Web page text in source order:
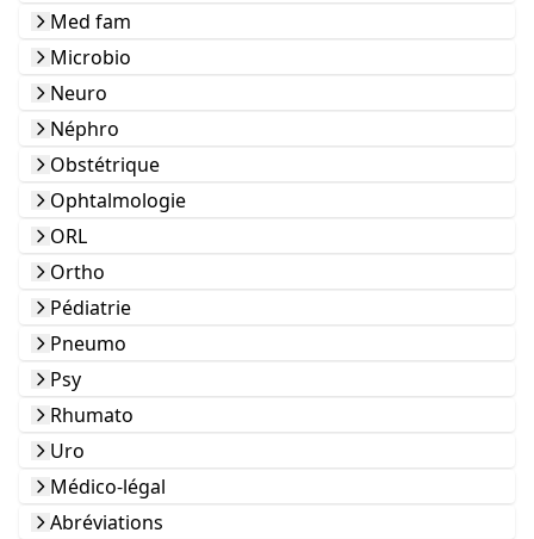
Med fam
Microbio
Neuro
Néphro
Obstétrique
Ophtalmologie
ORL
Ortho
Pédiatrie
Pneumo
Psy
Rhumato
Uro
Médico-légal
Abréviations